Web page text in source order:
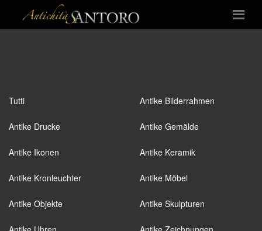
Tutti Antike Bilderrahmen
Antike Drucke Antike Gemälde
Antike Ikonen Antike Keramik
Antike Kronleuchter Antike Möbel
Antike Objekte Antike Skulpturen